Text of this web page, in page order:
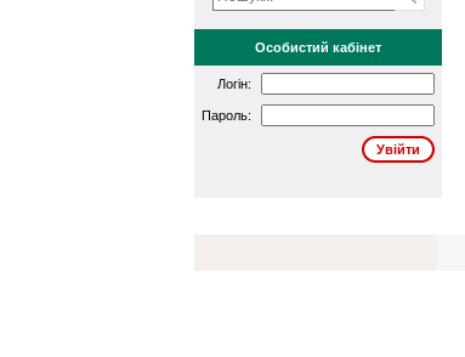
Особистий кабінет
Логін:
Пароль: